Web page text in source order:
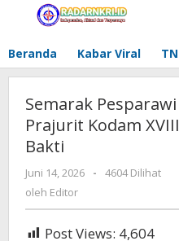
Lewati
Beranda Kabar Viral
Semarak
Prajurit Kodam
Bakti
Juni 14, 2026
oleh
-
4604 Dilihat
oleh Editor
Post Views: 4,604